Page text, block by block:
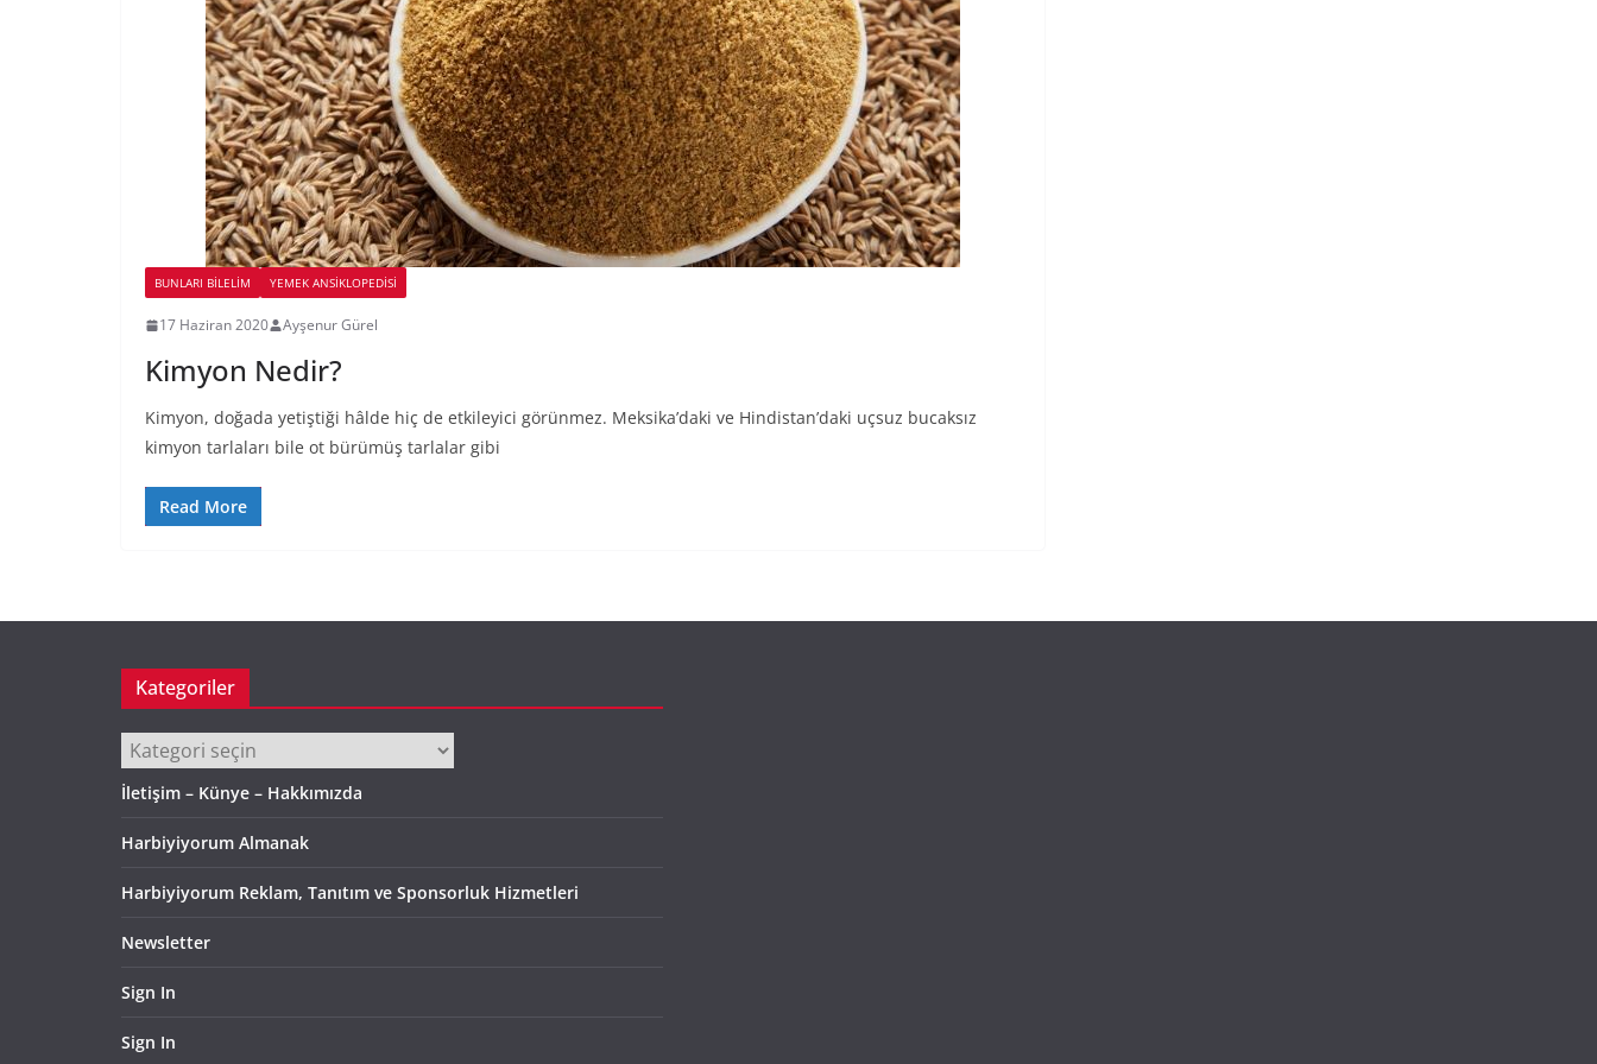
BUNLARI BILELIM YEMEK ANSİKLOPEDİSİ
17 Haziran 2020 Ayşenur Gürel
Kimyon Nedir?
Kimyon, doğada yetiştiği hâlde hiç de etkileyici görünmez. Meksika’daki ve Hindistan’daki uçsuz bucaksız
kimyon tarlaları bile ot bürümüş tarlalar gibi
Read More
Kategoriler
Kategoriler
İletişim – Künye – Hakkımızda
Harbiyiyorum Almanak
Harbiyiyorum Reklam, Tanıtım ve Sponsorluk Hizmetleri
Newsletter
Sign In
Sign In